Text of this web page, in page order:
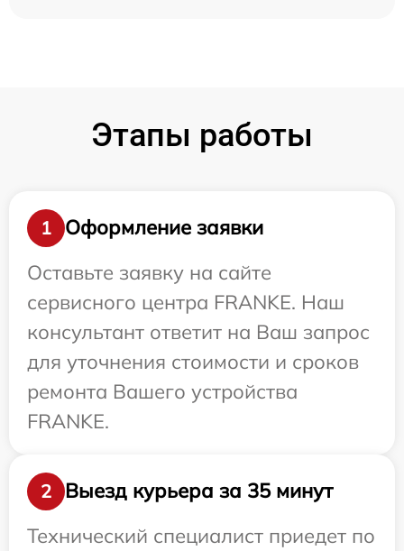
Этапы работы
1
Оформление заявки
Оставьте заявку на сайте
сервисного центра FRANKE. Наш
консультант ответит на Ваш запрос
для уточнения стоимости и сроков
ремонта Вашего устройства
FRANKE.
2
Выезд курьера за 35 минут
Технический специалист приедет по